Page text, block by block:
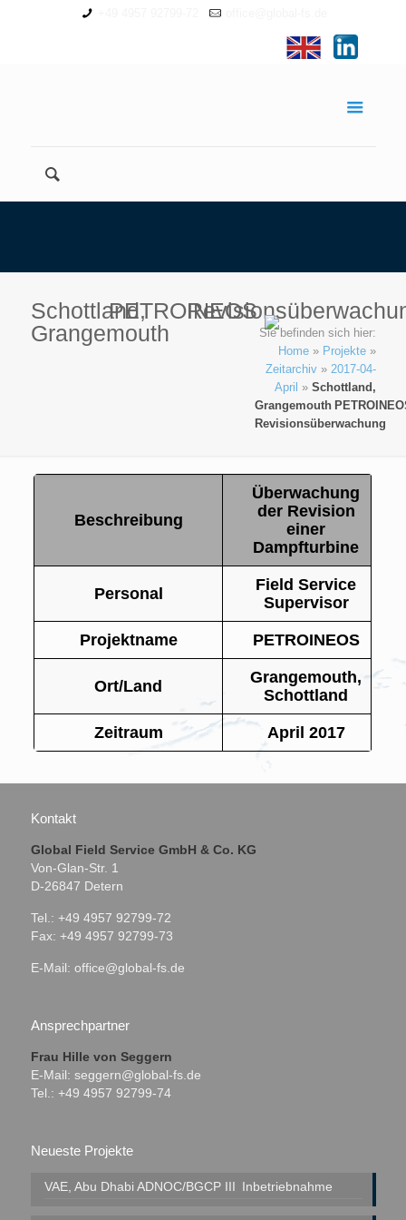
Schottland,
Grangemouth
PETROINEOS
Sie befinden sich hier:
Home» Projekte»
Zeitarchiv» 2017-04-
April » Schottland,
Grangemouth
Revisionsüberwachung
Beschreibung
Überwachung
der Revision
einer
Dampfturbine
Personal
Field Service
Supervisor
Projektname PETROINEOS
Ort/Land
Grangemouth,
Schottland
Zeitraum April 2017
Kontakt
Global Field Service GmbH & Co. KG
Von-Glan-Str. 1
D-26847 Detern
Tel.: +49 4957 92799-72
Fax: +49 4957 92799-73
E-Mail: office@global-fs.de
Ansprechpartner
Frau Hille von Seggern
E-Mail: seggern@global-fs.de
Tel.: +49 4957 92799-74
Neueste Projekte
VAE, Abu Dhabi ADNOC/BGCP III Inbetriebnahme